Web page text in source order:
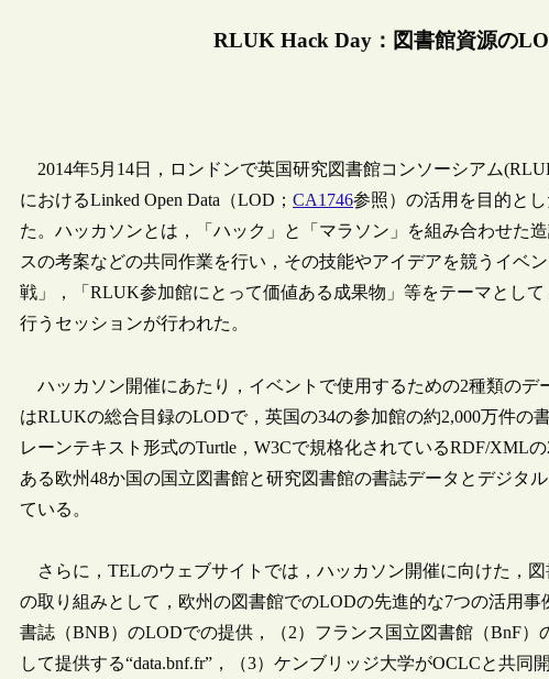
RLUK Hack Day：図書館資源の
2014年5月14日，ロンドンで英国研究図書館コンソーシアム
におけるLinked Open Data（LOD； CA1746参照）の活用を目的と
た。ハッカソンとは，「ハック」と「マラソン」を組み合わせた
スの考案などの共同作業を行い，その技能やアイデアを競うイベ
戦」，「RLUK参加館にとって価値ある成果物」等をテーマとし
行うセッションが行われた。
ハッカソン開催にあたり，イベントで使用するための2種類のデ
はRLUKの総合目録のLODで，英国の34の参加館の約2,000万件の
レーンテキスト形式のTurtle，W3Cで規格化されているRDF/XML
ある欧州48か国の国立図書館と研究図書館の書誌データとデジタ
ている。
さらに，TELのウェブサイトでは，ハッカソン開催に向けた，
の取り組みとして，欧州の図書館でのLODの先進的な7つの活用
書誌（BNB）のLODでの提供，（2）フランス国立図書館（BnF
して提供する“data.bnf.fr”，（3）ケンブリッジ大学がOCLCと共